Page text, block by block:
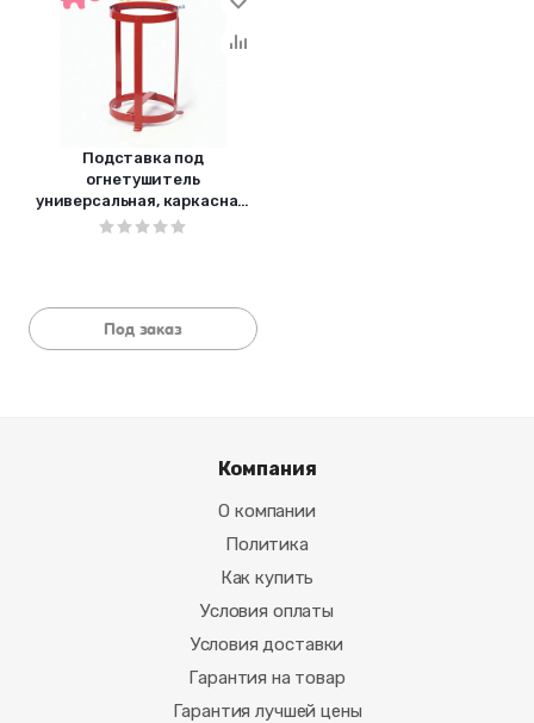
Подставка под
огнетушитель
универсальная, каркасная,
для ОУ-2, ОУ-3, красная,
Под заказ
Компания
О компании
Политика
Как купить
Условия оплаты
Условия доставки
Гарантия на товар
Гарантия лучшей цены